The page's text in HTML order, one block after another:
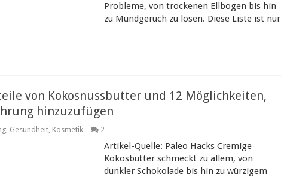
Probleme, von trockenen Ellbogen bis hin
zu Mundgeruch zu lösen. Diese Liste ist nur
von Kokosnussbutter und 12 Möglichkeiten,
hinzuzufügen
, Gesundheit, Kosmetik 2
Artikel-Quelle: Paleo Hacks Cremige
Kokosbutter schmeckt zu allem, von
dunkler Schokolade bis hin zu würzigem